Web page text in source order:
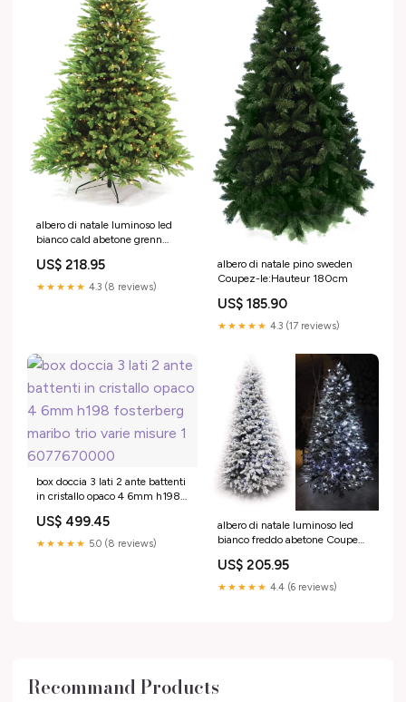
albero di natale luminoso led
bianco cald abetone grenn
US$ 218.95
★★★★★ 4.3 (8 reviews)
albero di natale pino sweden
Coupez-le:Hauteur 180cm
US$ 185.90
★★★★★ 4.3 (17 reviews)
box doccia 3 lati 2 ante battenti
in cristallo opaco 4 6mm h198
misure 1 6077670000
US$ 499.45
★★★★★ 5.0 (8 reviews)
albero di natale luminoso led
bianco freddo abetone Coupez-
US$ 205.95
★★★★★ 4.4 (6 reviews)
Recommand Products